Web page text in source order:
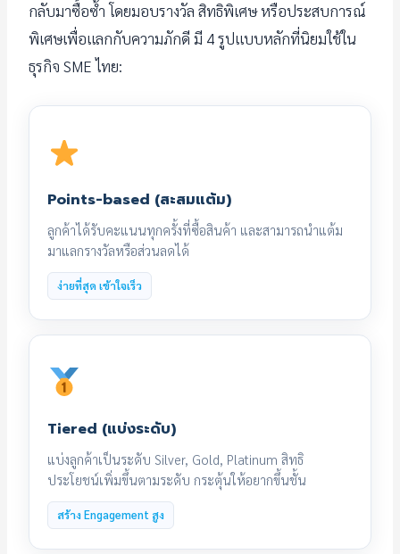
กลับมาซื้อซ้ำ โดยมอบรางวัล สิทธิพิเศษ หรือประสบการณ์
พิเศษเพื่อแลกกับความภักดี มี 4 รูปแบบหลักที่นิยมใช้ใน
ธุรกิจ SME ไทย:
Points-based (สะสมแต้ม)
ลูกค้าได้รับคะแนนทุกครั้งที่ซื้อสินค้า และสามารถนำแต้ม
มาแลกรางวัลหรือส่วนลดได้
ง่ายที่สุด เข้าใจเร็ว
Tiered (แบ่งระดับ)
แบ่งลูกค้าเป็นระดับ Silver, Gold, Platinum สิทธิ
ประโยชน์เพิ่มขึ้นตามระดับ กระตุ้นให้อยากขึ้นชั้น
สร้าง Engagement สูง